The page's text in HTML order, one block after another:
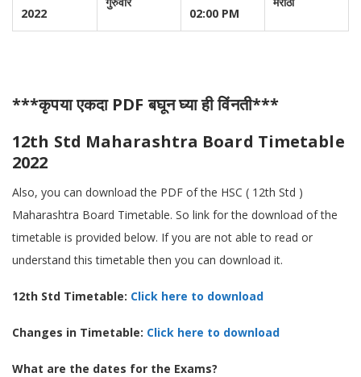
2022 02:00 PM
***कृपया एकदा PDF बघून घ्या ही विंनती***
12th Std Maharashtra Board Timetable
2022
Also, you can download the PDF of the HSC ( 12th Std )
Maharashtra Board Timetable. So link for the download of the
timetable is provided below. If you are not able to read or
understand this timetable then you can download it.
12th Std Timetable: Click here to download
Changes in Timetable: Click here to download
What are the dates for the Exams?